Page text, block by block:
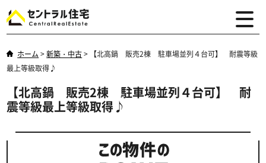
ホーム >新築・中古>
【北高鍋 販売2棟 駐車場並列４台可】 耐震等級
最上等級取得♪
【北高鍋 販売2棟 駐車場並列４台可】 耐
震等級最上等級取得♪